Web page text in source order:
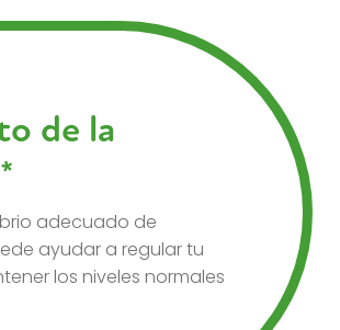
de la
adecuado de
ayudar a regular tu
los niveles normales